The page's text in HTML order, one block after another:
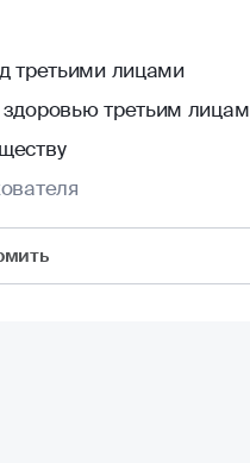
третьими лицами
третьим лицам